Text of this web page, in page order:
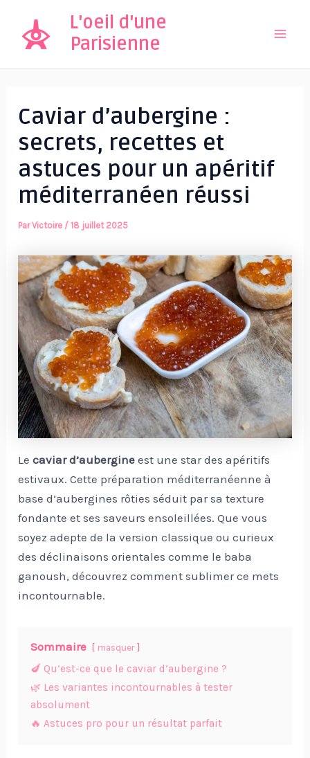
contenu
L'oeil d'une
Parisienne
Caviar d’aubergine :
secrets, recettes et
astuces pour un apéritif
méditerranéen réussi
ParVictoire /18 juillet 2025
Lecaviar d’aubergine est une star des apéritifs
estivaux. Cette préparation méditerranéenne à
base d’aubergines rôties séduit par sa texture
fondante et ses saveurs ensoleillées. Que vous
soyez adepte de la version classique ou curieux
des déclinaisons orientales comme le baba
ganoush, découvrez comment sublimer ce mets
incontournable.
Sommaire masquer
🍆 Qu’est-ce que le caviar d’aubergine ?
🌿 Les variantes incontournables à tester
absolument
🔥 Astuces pro pour un résultat parfait